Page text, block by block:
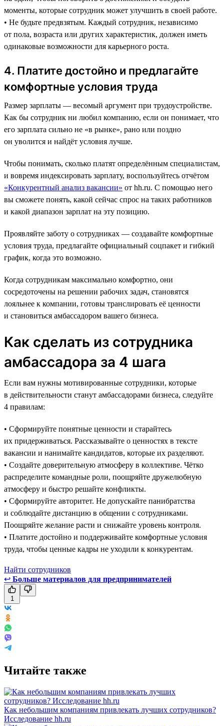
моменты, которые сотрудник может улучшить в своей работе.
• Не будьте предвзятым. Каждый сотрудник, независимо
от пола, возраста или других характеристик, должен иметь
одинаковые возможности для карьерного роста.
4. Платите достойно и предлагайте
комфортные условия труда
Размер зарплаты — весомый аргумент при трудоустройстве.
Как бы сотрудник ни любил компанию, если он понимает, что
его зарплата сильно не «в рынке», рано или поздно
он уволится и найдёт условия лучше.
Чтобы понимать, сколько платят определённым специалистам,
и вовремя индексировать зарплату, воспользуйтесь отчётом
«Конкурентный анализ вакансии» от hh.ru. С помощью него
вы сможете понять, какой сейчас спрос на таких работников
и какой диапазон зарплат на эту позицию.
Проявляйте заботу о сотрудниках — создавайте комфортные
условия труда, предлагайте официальный соцпакет и гибкий
график, когда это возможно.
Когда сотрудникам максимально комфортно, они
сосредоточены на решении рабочих задач, становятся
лояльнее к компании, готовы транслировать её ценности
и становиться амбассадором вашего бизнеса.
Как сделать из сотрудника
амбассадора за 4 шага
Если вам нужны мотивированные сотрудники, которые
в действительности станут амбассадорами бизнеса, следуйте
4 правилам:
• Сформируйте понятные ценности и старайтесь
их придерживаться. Рассказывайте о ценностях в тексте
вакансии и нанимайте кандидатов, которые их разделяют.
• Создайте доверительную атмосферу в коллективе. Чётко
распределите командные роли, поощряйте дружелюбную
атмосферу и быстро решайте конфликты.
• Сформируйте авторитет. Не допускайте панибратства
и соблюдайте дистанцию в общении с сотрудниками.
Поощряйте желание расти и снижайте уровень контроля.
• Платите достойно и поддерживайте комфортные условия
труда, чтобы ценные кадры не уходили к конкурентам.
Найти сотрудников
↩ Больше материалов для предпринимателей
1
Читайте также
Как небольшим компаниям привлекать лучших сотрудников?
Исследование hh.ru